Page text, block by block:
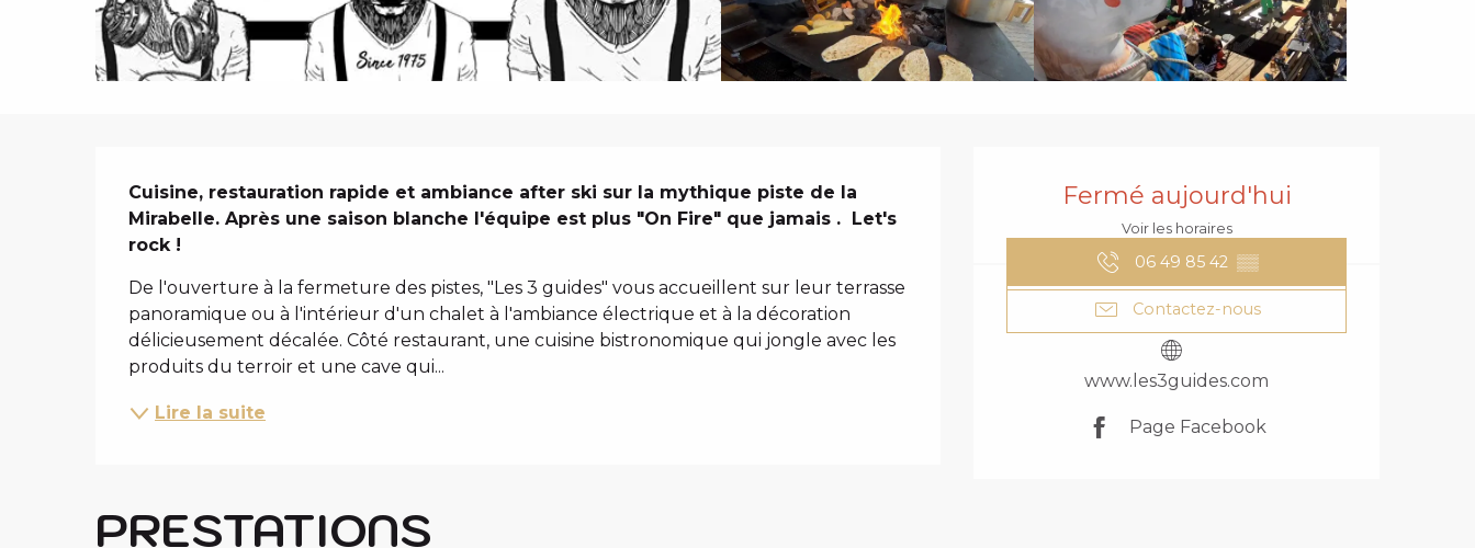
OUVERTURE
Fermé aujourd'hui
Voir les horaires
06 49 85 42 ▒▒
Contactez-nous
www.les3guides.com
Page Facebook
DESCRIPTION
Cuisine, restauration rapide et ambiance after ski sur la mythique piste de la
Mirabelle. Après une saison blanche l'équipe est plus "On Fire" que jamais .  Let's
rock !
De l'ouverture à la fermeture des pistes, "Les 3 guides" vous accueillent sur leur terrasse
panoramique ou à l'intérieur d'un chalet à l'ambiance électrique et à la décoration
délicieusement décalée. Côté restaurant, une cuisine bistronomique qui jongle avec les
produits du terroir et une cave qui...
Lire la suite
PRESTATIONS